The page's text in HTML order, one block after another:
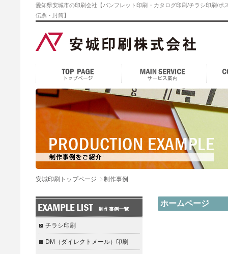
愛知県安城市の印刷会社【パンフレット印刷・カタログ印刷/チラシ印刷/
伝票・封筒】
安城印刷トップページ 制作事例
ホームページ
チラシ印刷
DM（ダイレクトメール）印刷